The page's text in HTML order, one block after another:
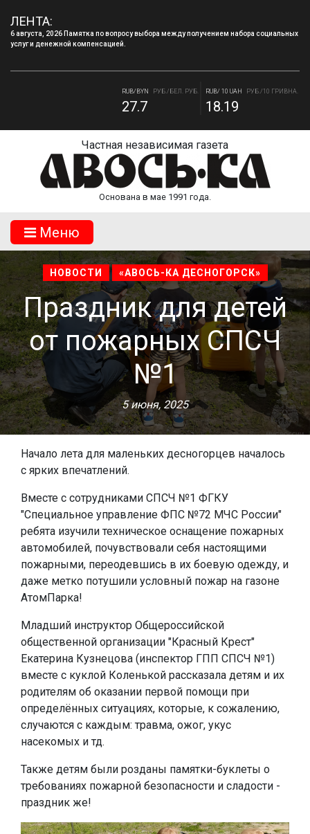
ЛЕНТА:
6 августа, 2026 Памятка по вопросу выбора между получением набора социальных
услуг и денежной компенсацией.
РУБ./ДОЛЛАР
81.41
RUB/EUR
94.06
27.7 18.19
Частная независимая газета
Основана в мае 1991 года.
Mеню
НОВОСТИ «АВОСЬ-КА ДЕСНОГОРСК»
Праздник для детей
от пожарных СПСЧ
№1
5 июня, 2025
Начало лета для маленьких десногорцев началось
с ярких впечатлений.
Вместе с сотрудниками СПСЧ №1 ФГКУ
"Специальное управление ФПС №72 МЧС России"
ребята изучили техническое оснащение пожарных
автомобилей, почувствовали себя настоящими
пожарными, переодевшись в их боевую одежду, и
даже метко потушили условный пожар на газоне
АтомПарка!
Младший инструктор Общероссийской
общественной организации "Красный Крест"
Екатерина Кузнецова (инспектор ГПП СПСЧ №1)
вместе с куклой Коленькой рассказала детям и их
родителям об оказании первой помощи при
определённых ситуациях, которые, к сожалению,
случаются с каждым: травма, ожог, укус
насекомых и тд.
Также детям были розданы памятки-буклеты о
требованиях пожарной безопасности и сладости -
праздник же!